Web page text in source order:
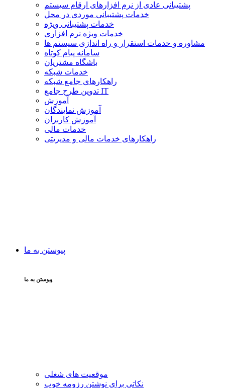
پشتیبانی عادی از نرم افزارهای ارقام سیستم
خدمات پشتیبانی موردی در محل
خدمات پشتیبانی ویژه
خدمات ویژه نرم افزاری
مشاوره و خدمات استقرار و راه اندازی سیستم ها
سامانه پیام کوتاه
باشگاه مشتریان
خدمات شبکه
راهکارهای جامع شبکه
تدوین طرح جامع IT
آموزش
آموزش نمایندگان
آموزش کاربران
خدمات مالی
راهکارهای خدمات مالی و مدیریتی
پیوستن به ما
پیوستن به ما
موقعیت های شغلی
نکاتی برای نوشتن رزومه خوب